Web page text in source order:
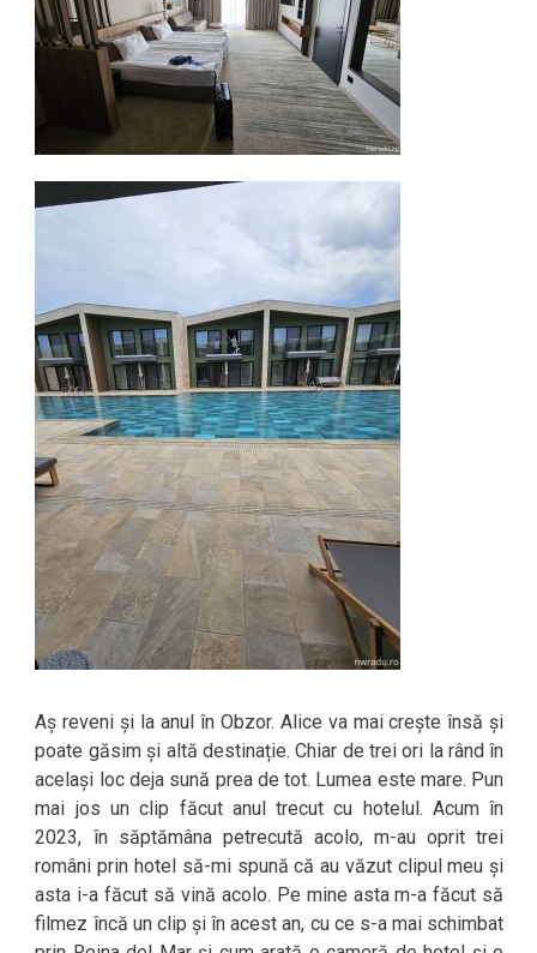
Aș reveni și la anul în Obzor. Alice va mai crește însă și
poate găsim și altă destinație. Chiar de trei ori la rând în
același loc deja sună prea de tot. Lumea este mare. Pun
mai jos un clip făcut anul trecut cu hotelul. Acum în
2023, în săptămâna petrecută acolo, m-au oprit trei
români prin hotel să-mi spună că au văzut clipul meu și
asta i-a făcut să vină acolo. Pe mine asta m-a făcut să
filmez încă un clip și în acest an, cu ce s-a mai schimbat